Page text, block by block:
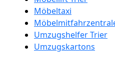
Möbeltaxi
Umzugshelfer Trier
Umzugskartons